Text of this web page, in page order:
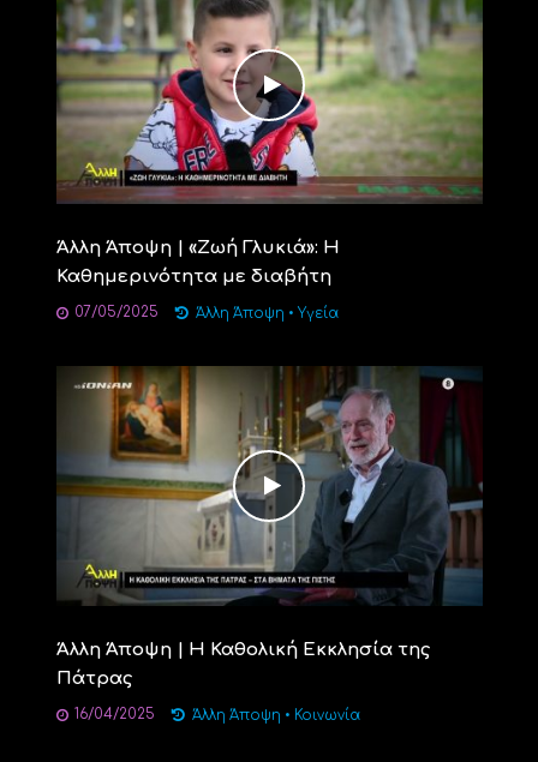
Άλλη Άποψη | «Ζωή Γλυκιά»: Η
Καθημερινότητα με διαβήτη
07/05/2025 Άλλη Άποψη • Υγεία
Άλλη Άποψη | Η Καθολική Εκκλησία της
Πάτρας
16/04/2025 Άλλη Άποψη • Κοινωνία